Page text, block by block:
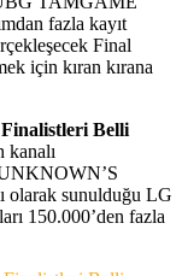
fazla kayıt
Final
için kıran kırana
Belli
olarak sunulduğu LG
150.000’den fazla